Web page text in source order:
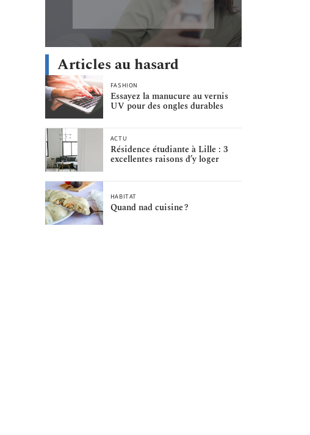
Articles au hasard
FASHION
Essayez la manucure au vernis
UV pour des ongles durables
ACTU
Résidence étudiante à Lille : 3
excellentes raisons d’y loger
HABITAT
Quand nad cuisine ?